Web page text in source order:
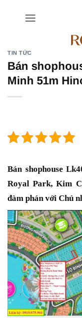
TIN TỨC
Bán
Minh 51m
Bán shophouse
Royal Park, Kim
đàm phán với Chủ